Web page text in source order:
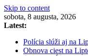
Skip to content
sobota, 8 augusta, 2026
Latest:
Polícia slúži aj na
Obnova ciest na